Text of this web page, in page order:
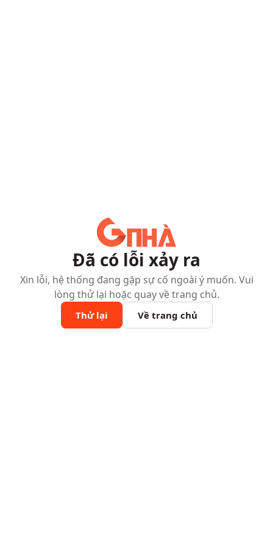
Đã có lỗi xảy ra
Xin lỗi, hệ thống đang gặp sự cố ngoài ý muốn. Vui
lòng thử lại hoặc quay về trang chủ.
Thử lại Về trang chủ